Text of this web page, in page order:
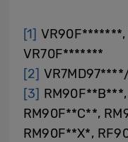
[1]
VR70F*******
[2]
[3]
RM90F**C**,
RM90F**X*,